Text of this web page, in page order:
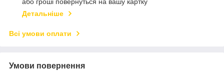
або гроші повернуться на вашу картку
Детальніше
Всі умови оплати
Умови повернення